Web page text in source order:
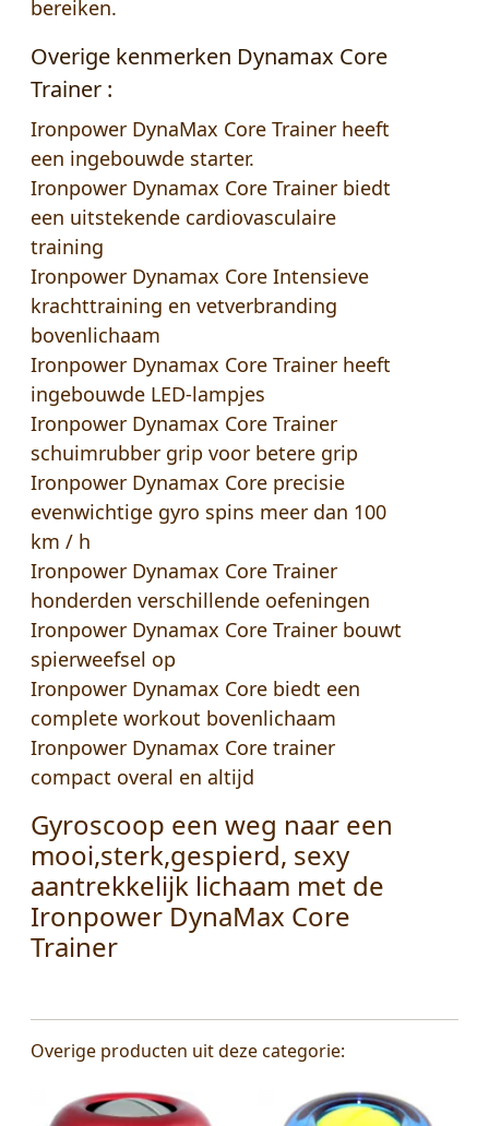
bereiken.
Overige kenmerken Dynamax Core
Trainer :
Ironpower DynaMax Core Trainer heeft
een ingebouwde starter.
Ironpower Dynamax Core Trainer biedt
een uitstekende cardiovasculaire
training
Ironpower Dynamax Core Intensieve
krachttraining en vetverbranding
bovenlichaam
Ironpower Dynamax Core Trainer heeft
ingebouwde LED-lampjes
Ironpower Dynamax Core Trainer
schuimrubber grip voor betere grip
Ironpower Dynamax Core precisie
evenwichtige gyro spins meer dan 100
km / h
Ironpower Dynamax Core Trainer
honderden verschillende oefeningen
Ironpower Dynamax Core Trainer bouwt
spierweefsel op
Ironpower Dynamax Core biedt een
complete workout bovenlichaam
Ironpower Dynamax Core trainer
compact overal en altijd
Gyroscoop een weg naar een
mooi,sterk,gespierd, sexy
aantrekkelijk lichaam met de
Ironpower DynaMax Core
Trainer
Overige producten uit deze categorie: